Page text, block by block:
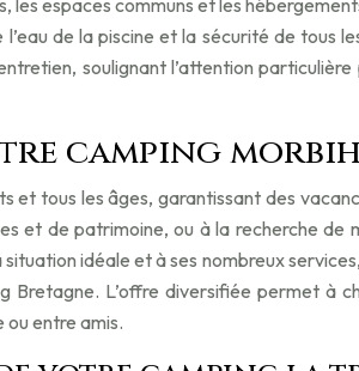
espaces communs et les
de la piscine et la sécurité de tous
soulignant l’attention
camping
tous les âges, garantissant des
et de patrimoine, ou à la recherche
idéale et à ses nombreux
L’offre diversifiée permet à
entre amis.